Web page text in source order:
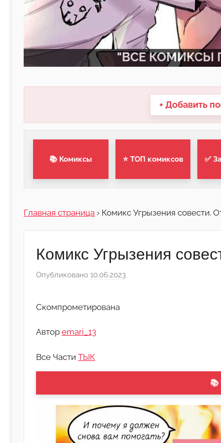
"ВСЕ КОМИКСЫ
+ Добавить
📚 Комиксы ⭐ ТОП комиксов ✅
Главная страница › Комикс Угрызения совести.
Комикс Угрызения
Опубликовано 10.06.2023
а
р
Скомпрометирована
Автор emari_13
Все Части ТЫК
📚